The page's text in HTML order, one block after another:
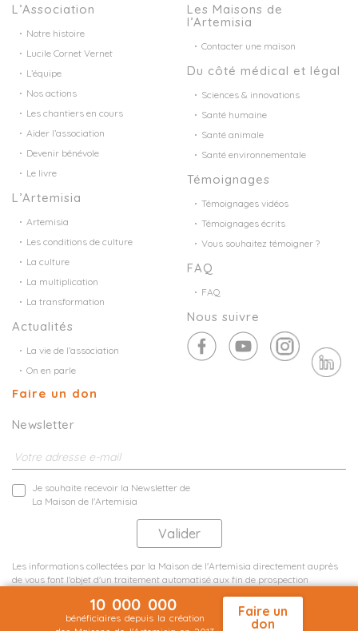
L’Association
Notre histoire
Lucile Cornet Vernet
L’équipe
Nos actions
Les chantiers en cours
Aider l’association
Devenir bénévole
Le livre
L’Artemisia
Artemisia
Les conditions de culture
La culture
La multiplication
La transformation
Actualités
La vie de l’association
On en parle
Faire un don
Les Maisons de
l’Artemisia
Contacter une maison
Du côté médical et légal
Sciences & innovations
Santé humaine
Santé animale
Santé environnementale
Témoignages
Témoignages vidéos
Témoignages écrits
Vous souhaitez témoigner ?
FAQ
FAQ
Nous suivre
Newsletter
Je souhaite recevoir la Newsletter de
La Maison de l'Artemisia
Les informations collectées par la Maison de l'Artemisia directement auprès
de vous font l'objet d'un traitement automatisé aux fin de prospection
10 000 000
bénéficiaires depuis la création
Faire un
don